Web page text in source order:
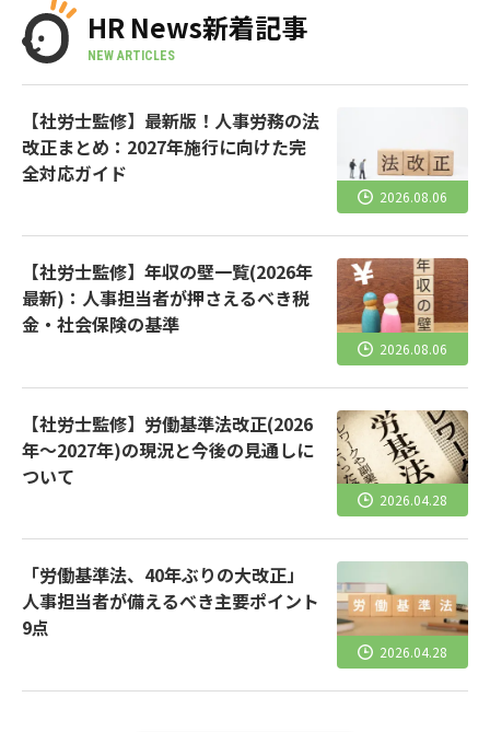
HR News新着記事
NEW ARTICLES
【社労士監修】最新版！人事労務の法
改正まとめ：2027年施行に向けた完
全対応ガイド
2026.08.06
【社労士監修】年収の壁一覧(2026年
最新)：人事担当者が押さえるべき税
金・社会保険の基準
2026.08.06
【社労士監修】労働基準法改正(2026
年～2027年)の現況と今後の見通しに
ついて
2026.04.28
「労働基準法、40年ぶりの大改正」
人事担当者が備えるべき主要ポイント
9点
2026.04.28